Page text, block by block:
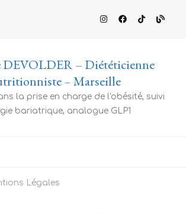
DEVOLDER – Diététicienne
– Marseille
la prise en charge de l'obésité, suivi
bariatrique, analogue GLP1
Légales